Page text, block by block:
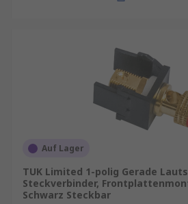
Auf Lager
TUK Limited 1-polig Gerade
Steckverbinder,
Schwarz Steckbar